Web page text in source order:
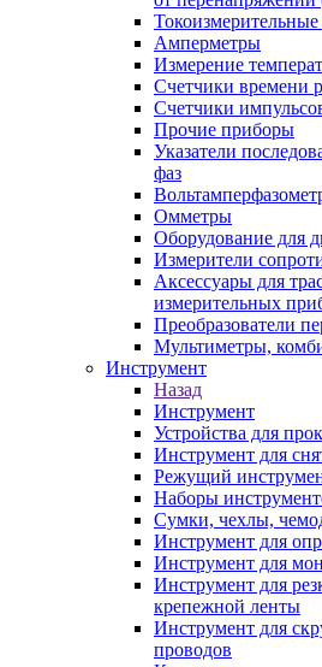
Амперметры
Измерение
Счетчики времени
Счетчики
Прочие приборы
Указатели
фаз
Омметры
Оборудование для
Измерители
Аксессуары для
измерительных
Преобразователи
Мультиметры,
Инструмент
Назад
Инструмент
Устройства для
Инструмент для
Режущий
Наборы
Сумки, чехлы,
Инструмент для
Инструмент для
Инструмент для
крепежной ленты
Инструмент для
проводов